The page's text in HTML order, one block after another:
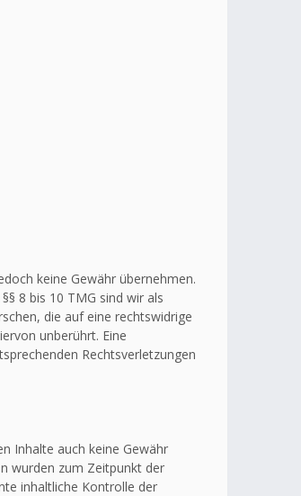
keine Gewähr übernehmen.
8 bis 10 TMG sind wir als
die auf eine rechtswidrige
unberührt. Eine
Rechtsverletzungen
Inhalte auch keine Gewähr
wurden zum Zeitpunkt der
inhaltliche Kontrolle der